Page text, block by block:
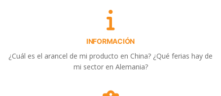
INFORMACIÓN
¿Cuál es el arancel de mi producto en China? ¿Qué ferias hay de
mi sector en Alemania?